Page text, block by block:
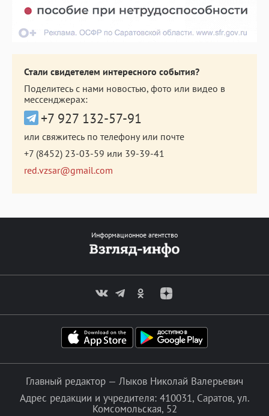
Стали свидетелем интересного события?
Поделитесь с нами новостью, фото или видео в
мессенджерах:
+7 927 132-57-91
или свяжитесь по телефону или почте
+7 (8452) 23-03-59 или 39-39-41
red.vzsar@gmail.com
Информационное агентство
Главный редактор — Лыков Николай Валерьевич
Адрес редакции и учредителя: 410031, Саратов, ул.
Комсомольская, 52